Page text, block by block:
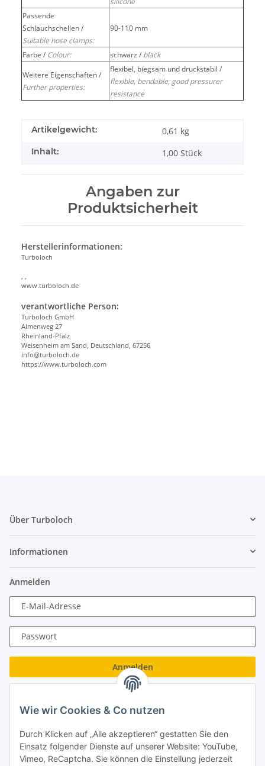
Passende
Schlauchschellen /
Suitable hose clamps:
90-110 mm
Farbe / Colour: schwarz / black
Weitere Eigenschaften /
Further properties:
flexibel, biegsam und druckstabil /
flexible, bendable, good pressurer
resistance
Artikelgewicht: 0,61 kg
Inhalt: 1,00 Stück
Angaben zur
Produktsicherheit
Herstellerinformationen:
Turboloch
www.turboloch.de
verantwortliche Person:
Turboloch GmbH
Almenweg 27
Rheinland-Pfalz
Weisenheim am Sand, Deutschland, 67256
info@turboloch.de
https://www.turboloch.com
Über Turboloch
Informationen
Anmelden
E-Mail-Adresse
Passwort
Anmelden
Neu hier?Jetzt registrieren!
Turboloch GmbH
Wie wir Cookies & Co nutzen
Durch Klicken auf „Alle akzeptieren“ gestatten Sie den
Einsatz folgender Dienste auf unserer Website: YouTube,
Vimeo, ReCaptcha. Sie können die Einstellung jederzeit